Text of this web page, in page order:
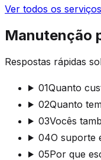
Ver todos os
Manutenção
Respostas rápidas
01Quanto
02Quanto
03Vocês
04O suporte
05Por que